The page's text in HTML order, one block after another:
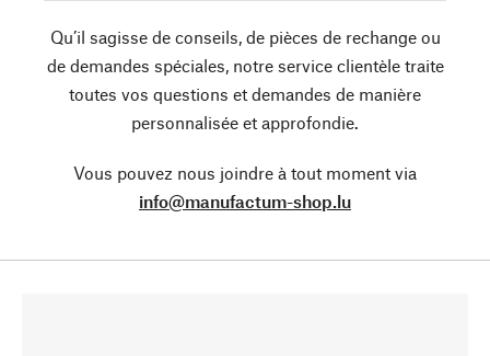
Qu’il sagisse de conseils, de pièces de rechange ou
de demandes spéciales, notre service clientèle traite
toutes vos questions et demandes de manière
personnalisée et approfondie.
Vous pouvez nous joindre à tout moment via
info@manufactum-shop.lu